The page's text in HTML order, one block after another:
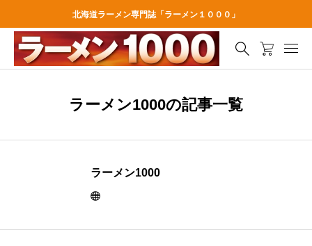
北海道ラーメン専門誌「ラーメン１０００」
ラーメン1000の記事一覧
ラーメン1000